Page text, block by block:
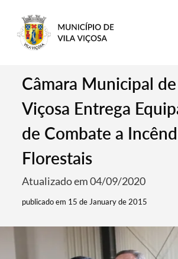
Câmara Municipal
Viçosa Entrega
de Combate a
Florestais
Atualizado em 04/09/2020
publicado em 15 de January de 2015